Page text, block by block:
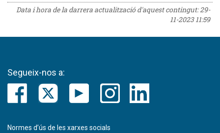
Data i hora de la darrera actualització d'aquest contingut:29-
11-2023 11:59
Segueix-nos a:
Normes d’ús de les xarxes socials